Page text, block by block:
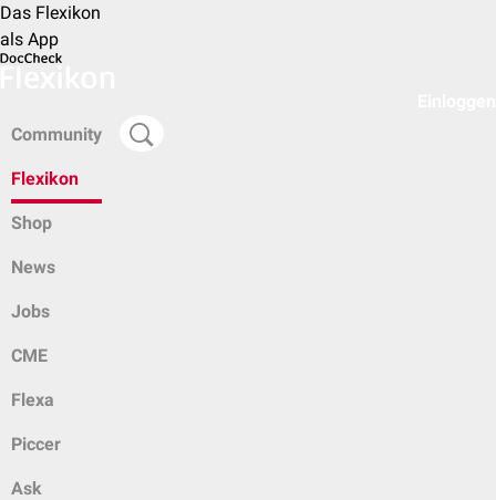
Das Flexikon
als App
Community
Flexikon
Shop
News
Jobs
CME
Flexa
Piccer
Ask